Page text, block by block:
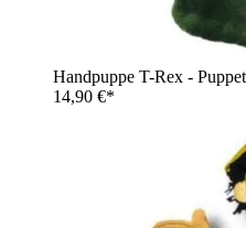
Handpuppe T-Rex -
14,90 €*